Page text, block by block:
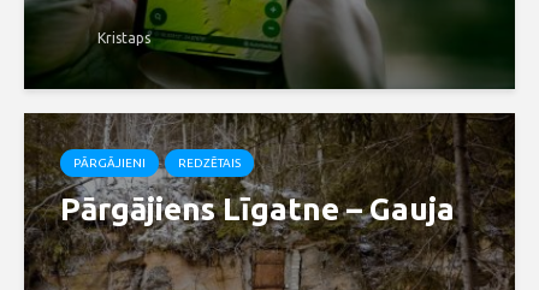
Kristaps
PĀRGĀJIENI REDZĒTAIS
Pārgājiens Līgatne – Gauja